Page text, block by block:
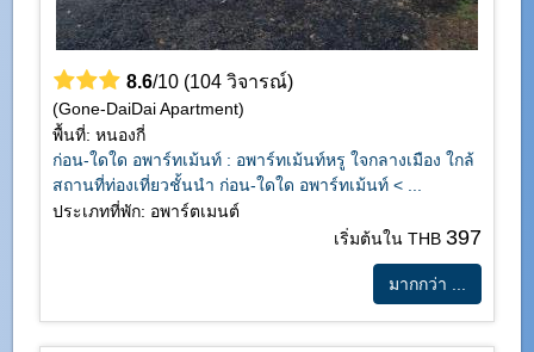
8.6/10 (104 วิจารณ์)
(Gone-DaiDai Apartment)
พื้นที่: หนองกี่
ก่อน-ใดใด อพาร์ทเม้นท์ : อพาร์ทเม้นท์หรู ใจกลางเมือง ใกล้
สถานที่ท่องเที่ยวชั้นนำ ก่อน-ใดใด อพาร์ทเม้นท์ < ...
ประเภทที่พัก: อพาร์ตเมนต์
เริ่มต้นใน THB 397
มากกว่า ...